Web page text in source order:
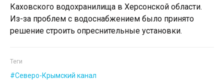
Каховского водохранилища в Херсонской области.
Из-за проблем с водоснабжением было принято
решение строить опреснительные установки.
Теги
Северо-Крымский канал